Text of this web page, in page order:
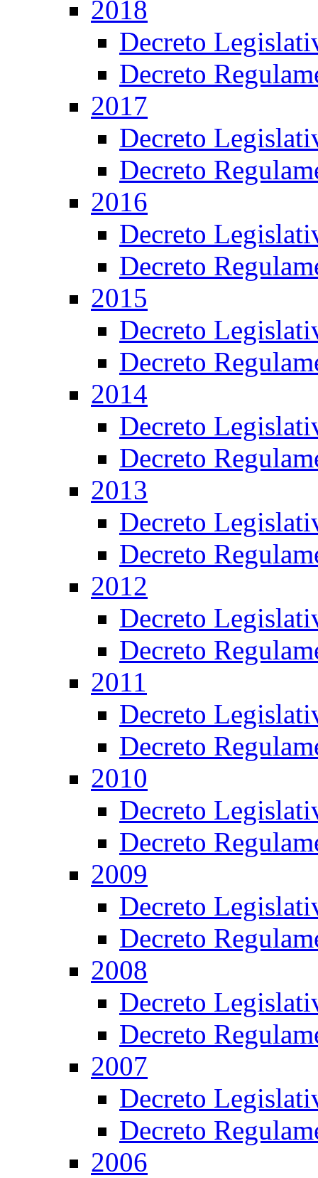
2018
Decreto
Decreto
2017
Decreto
Decreto
2016
Decreto
Decreto
2015
Decreto
Decreto
2014
Decreto
Decreto
2013
Decreto
Decreto
2012
Decreto
Decreto
2011
Decreto
Decreto
2010
Decreto
Decreto
2009
Decreto
Decreto
2008
Decreto
Decreto
2007
Decreto
Decreto
2006